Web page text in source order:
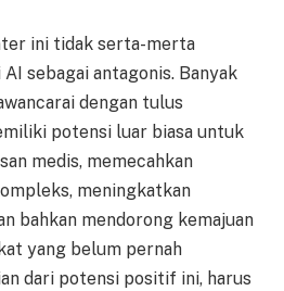
ini tidak serta-merta
sebagai antagonis. Banyak
dengan tulus
potensi luar biasa untuk
medis, memecahkan
meningkatkan
bahkan mendorong kemajuan
yang belum pernah
dari potensi positif ini, harus